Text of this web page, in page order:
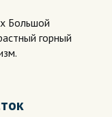
Большой
горный